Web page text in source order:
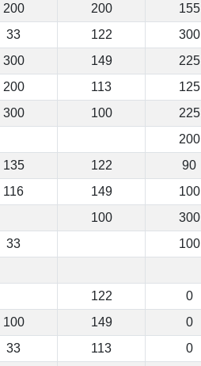
200 200 155
33 122 300
300 149 225
200 113 125
300 100 225
200
135 122 90
116 149 100
100 300
33 100
122 0
100 149 0
33 113 0